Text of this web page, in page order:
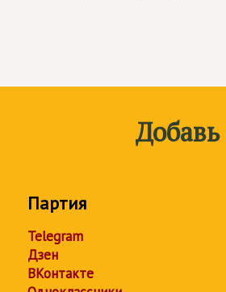
Партия
Telegram
Дзен
ВКонтакте